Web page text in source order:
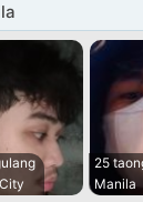
25
Manila